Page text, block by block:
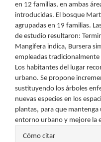
en 12 familias, en ambas
introducidas. El bosque
agrupadas en 19 familias.
de estudio resultaron:
Mangifera indica, Bursera
empleadas
Los habitantes del lugar
urbano. Se propone
sustituyendo los árboles
nuevas especies en los
plantas, para que mantenga
entorno urbano y mejore la
Detalles
Cómo citar